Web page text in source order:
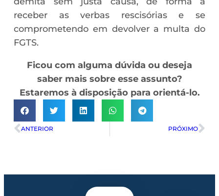
receber as verbas rescisórias e se
comprometendo em devolver a multa do
FGTS.
Ficou com alguma dúvida ou deseja
saber mais sobre esse assunto?
Estaremos à disposição para orientá-lo.
ANTERIOR PRÓXIMO